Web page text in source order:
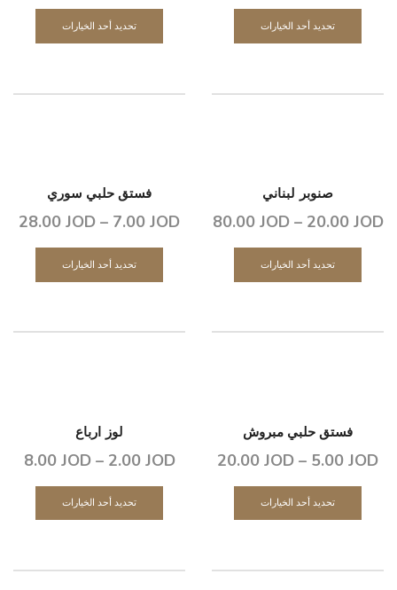
تحديد أحد الخيارات تحديد أحد الخيارات
صنوبر لبناني
20.00 JOD
–
80.00 JOD
تحديد أحد الخيارات
فستق حلبي سوري
7.00 JOD
–
28.00 JOD
تحديد أحد الخيارات
فستق حلبي مبروش
5.00 JOD
–
20.00 JOD
تحديد أحد الخيارات
لوز ارباع
2.00 JOD
–
8.00 JOD
تحديد أحد الخيارات